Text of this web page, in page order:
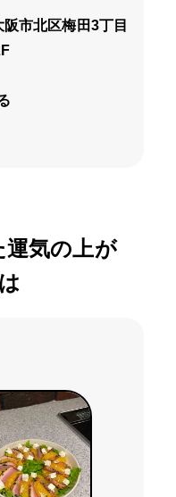
市北区梅田3丁目
運気の上が